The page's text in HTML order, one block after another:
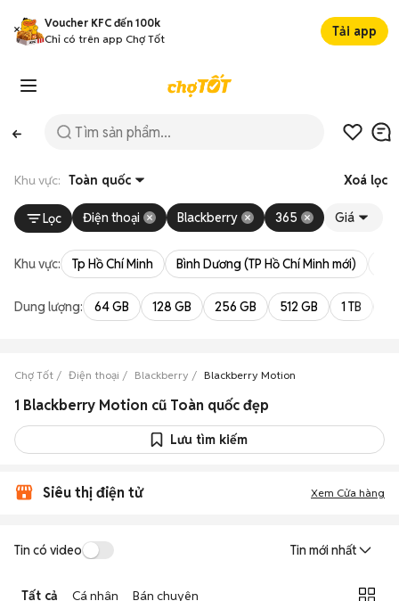
Voucher KFC đến 100k
Chỉ có trên app Chợ Tốt
Tải app
Khu vực: Toàn quốc Xoá lọc
Lọc Điện thoại Blackberry 365 Giá
Khu vực: Tp Hồ Chí Minh Bình Dương (TP Hồ Chí Minh mới)
Dung lượng: 64 GB 128 GB 256 GB 512 GB 1 TB
Chợ Tốt Điện thoại Blackberry Blackberry Motion
1 Blackberry Motion cũ Toàn quốc đẹp
Lưu tìm kiếm
Siêu thị điện tử Xem Cửa hàng
Tin có video Tin mới nhất
Tất cả Cá nhân Bán chuyên